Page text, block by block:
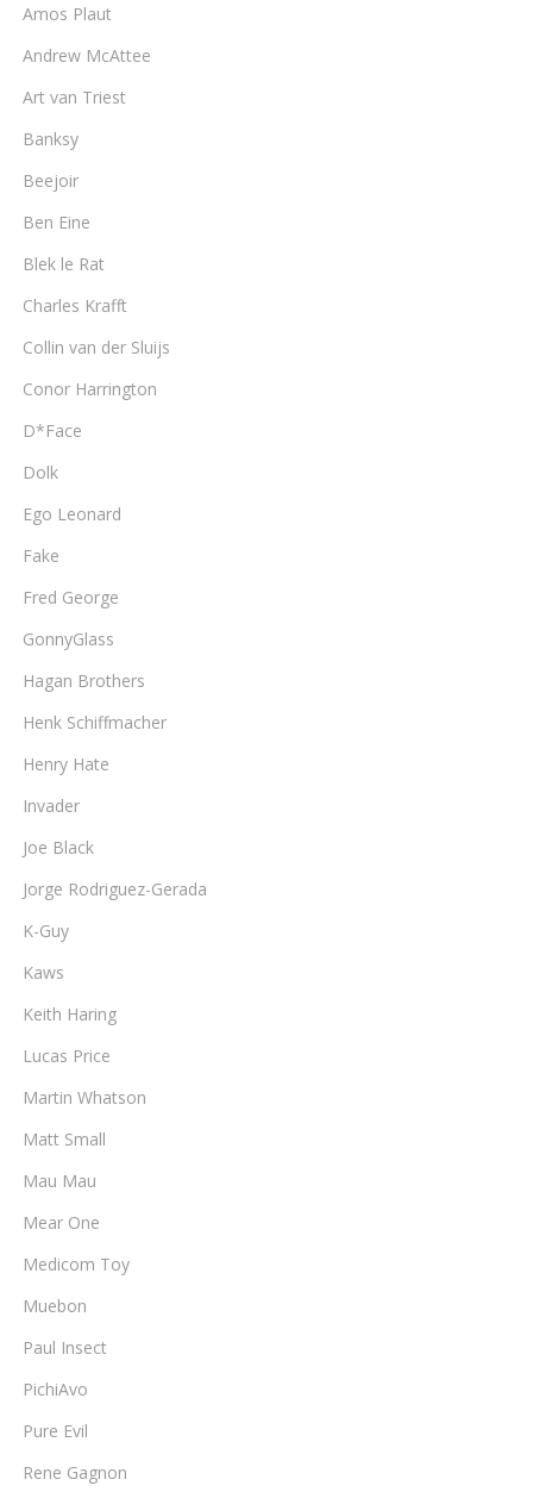
Amos Plaut
Andrew McAttee
Art van Triest
Banksy
Beejoir
Ben Eine
Blek le Rat
Charles Krafft
Collin van der Sluijs
Conor Harrington
D*Face
Dolk
Ego Leonard
Fake
Fred George
GonnyGlass
Hagan Brothers
Henk Schiffmacher
Henry Hate
Invader
Joe Black
Jorge Rodriguez-Gerada
K-Guy
Kaws
Keith Haring
Lucas Price
Martin Whatson
Matt Small
Mau Mau
Mear One
Medicom Toy
Muebon
Paul Insect
PichiAvo
Pure Evil
Rene Gagnon